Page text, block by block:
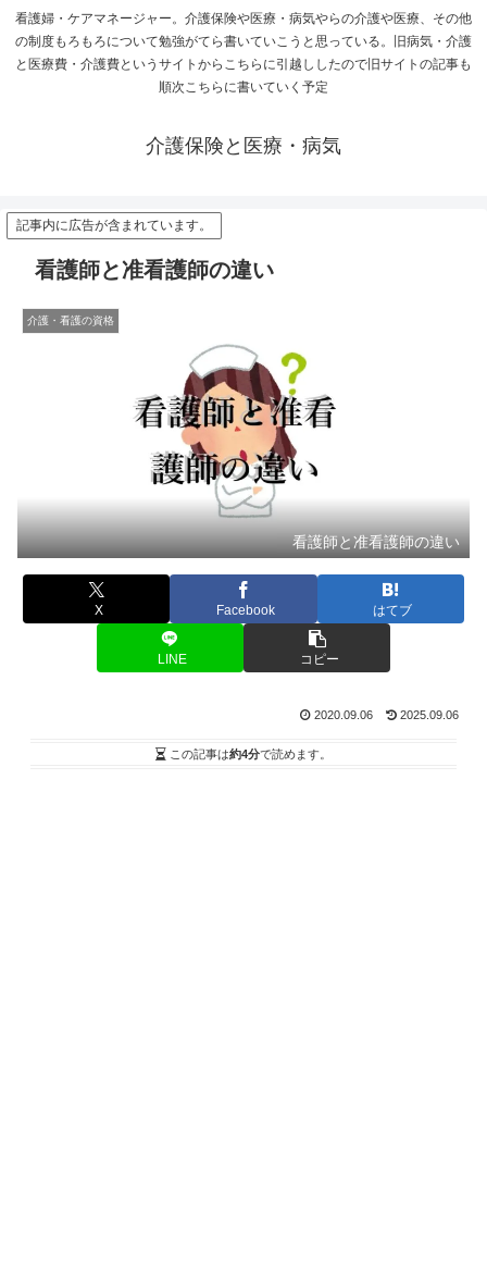
看護婦・ケアマネージャー。介護保険や医療・病気やらの介護や医療、その他
の制度もろもろについて勉強がてら書いていこうと思っている。旧病気・介護
と医療費・介護費というサイトからこちらに引越ししたので旧サイトの記事も
順次こちらに書いていく予定
介護保険と医療・病気
記事内に広告が含まれています。
看護師と准看護師の違い
介護・看護の資格
看護師と准看護師の違い
X Facebook はてブ
LINE コピー
2020.09.06 2025.09.06
この記事は約4分で読めます。